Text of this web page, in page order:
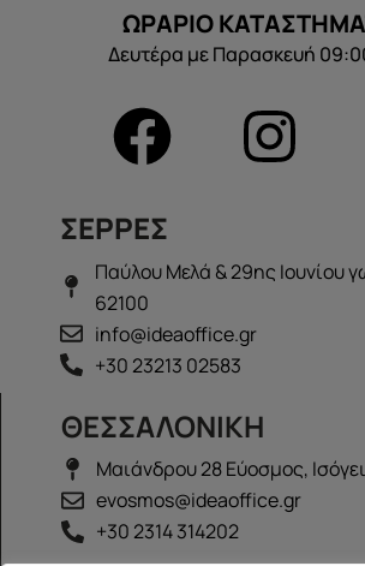
ΩΡΑΡΙΟ
Δευτέρα με Παρασκευή
ΣΕΡΡΕΣ
Παύλου Μελά & 29ης Ιουνίου
62100
info@ideaoffice.gr
+30 23213 02583
ΘΕΣΣΑΛΟΝΙΚΗ
Μαιάνδρου 28 Εύοσμος,
evosmos@ideaoffice.gr
+30 2314 314202